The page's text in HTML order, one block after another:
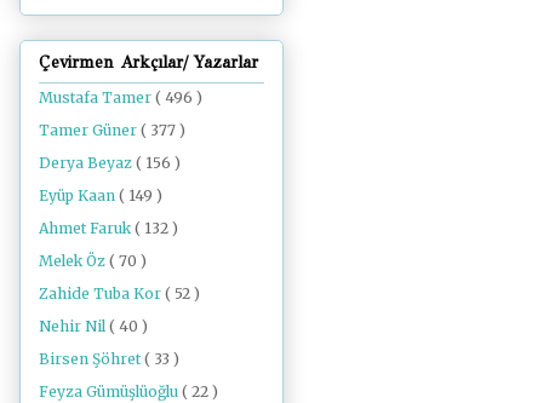
Çevirmen Arkçılar/ Yazarlar
Mustafa Tamer ( 496 )
Tamer Güner ( 377 )
Derya Beyaz ( 156 )
Eyüp Kaan ( 149 )
Ahmet Faruk ( 132 )
Melek Öz ( 70 )
Zahide Tuba Kor ( 52 )
Nehir Nil ( 40 )
Birsen Şöhret ( 33 )
Feyza Gümüşlüoğlu ( 22 )